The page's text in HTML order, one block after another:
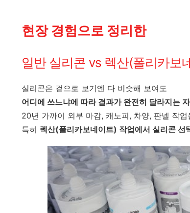
현장 경험으로 정리한
일반 실리콘 vs 렉산(폴리카보
실리콘은 겉으로 보기엔 다 비슷해 보여도
어디에 쓰느냐에 따라 결과가 완전히 달라지는
20년 가까이 외부 마감, 캐노피, 차양, 판넬 작업
특히 렉산(폴리카보네이트) 작업에서 실리콘 선